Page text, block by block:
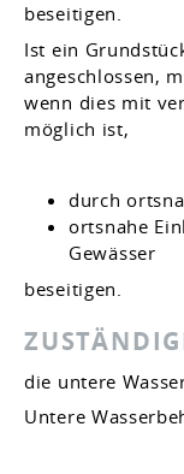
beseitigen.
Ist ein
angeschlossen,
wenn dies mit
möglich ist,
durch
ortsnahe
Gewässer
beseitigen.
die untere
Untere